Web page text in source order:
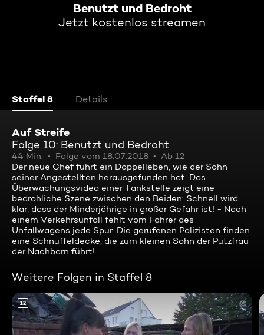
Benutzt und Bedroht
Jetzt kostenlos streamen
Staffel 8 Details
Auf Streife
Folge 10: Benutzt und Bedroht
44 Min. Folge vom 18.07.2018
Ab 12
Der neue Chef führt ein Doppelleben, wie der Sohn
seiner Angestellten herausgefunden hat. Das
Überwachungsvideo einer Tankstelle zeigt eine
bedrohliche Szene zwischen den Beiden: Schnell wird
klar, dass der Minderjährige in großer Gefahr ist! - Nach
einem Verkehrsunfall fehlt vom Fahrer des
Unfallwagens jede Spur. Die gerufenen Polizisten finden
eine Schnuffeldecke, die zum kleinen Sohn der Putzfrau
der Nachbarn führt!
Weitere Folgen in Staffel 8
12